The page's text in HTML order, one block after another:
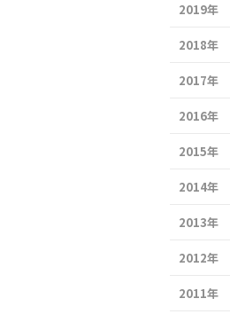
2019年
2018年
2017年
2016年
2015年
2014年
2013年
2012年
2011年